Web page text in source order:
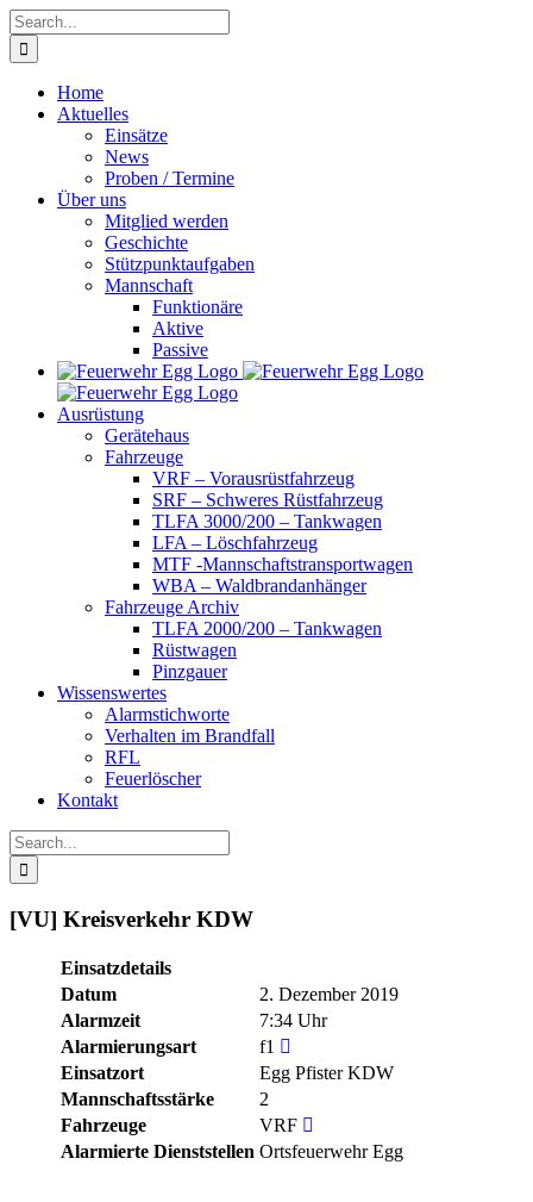
Skip
to
content
Search
for:
Home
Aktuelles
Einsätze
News
Proben / Termine
Über uns
Mitglied werden
Geschichte
Stützpunktaufgaben
Mannschaft
Funktionäre
Aktive
Passive
Ausrüstung
Gerätehaus
Fahrzeuge
VRF – Vorausrüstfahrzeug
SRF – Schweres Rüstfahrzeug
TLFA 3000/200 – Tankwagen
LFA – Löschfahrzeug
MTF -Mannschaftstransportwagen
WBA – Waldbrandanhänger
Fahrzeuge Archiv
TLFA 2000/200 – Tankwagen
Rüstwagen
Pinzgauer
Wissenswertes
Alarmstichworte
Verhalten im Brandfall
RFL
Feuerlöscher
Kontakt
Search
for:
[VU] Kreisverkehr KDW
Einsatzdetails
Datum
2. Dezember 2019
Alarmzeit
7:34 Uhr
Alarmierungsart
f1
Einsatzort
Egg Pfister KDW
Mannschaftsstärke
2
Fahrzeuge
VRF
Alarmierte Dienststellen Ortsfeuerwehr Egg